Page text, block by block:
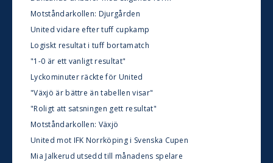
Motståndarkollen: Djurgården
United vidare efter tuff cupkamp
Logiskt resultat i tuff bortamatch
"1-0 är ett vanligt resultat"
Lyckominuter räckte för United
"Växjö är bättre än tabellen visar"
"Roligt att satsningen gett resultat"
Motståndarkollen: Växjö
United mot IFK Norrköping i Svenska Cupen
Mia Jalkerud utsedd till månadens spelare